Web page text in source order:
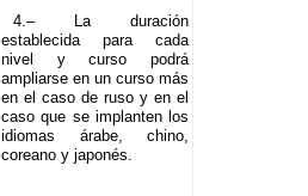
4.– La duración
establecida para cada
nivel y curso podrá
ampliarse en un curso más
en el caso de ruso y en el
caso que se implanten los
idiomas árabe, chino,
coreano y japonés.